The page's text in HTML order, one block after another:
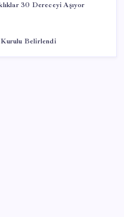
30 Dereceyi Aşıyor
Kurulu Belirlendi